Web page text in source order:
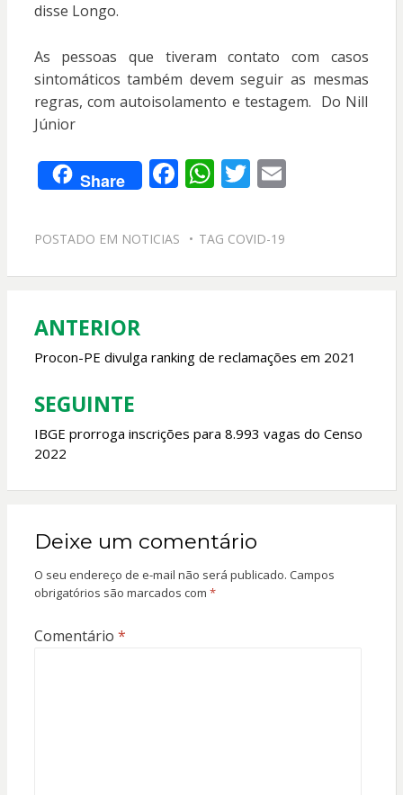
disse Longo.
As pessoas que tiveram contato com casos
sintomáticos também devem seguir as mesmas
regras, com autoisolamento e testagem. Do Nill
Júnior
Share F
e
o
k
W
at
A
p
T
itt
E
POSTADO EM NOTICIAS TAG COVID-19
Navegação
de
Post
ANTERIOR
Procon-PE divulga ranking de reclamações em 2021
SEGUINTE
IBGE prorroga inscrições para 8.993 vagas do Censo
2022
Deixe um comentário
O seu endereço de e-mail não será publicado. Campos
obrigatórios são marcados com *
Comentário *